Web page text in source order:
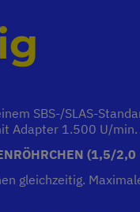
SBS-/SLAS-
Adapter 1.500 U/min.
(1,5/
gleichzeitig.